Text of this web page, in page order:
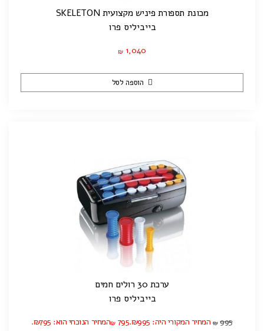
מכונת תספורת פיניש מקצועית SKELETON
בייביליס פרו
₪ 1,040
הוספה לסל
ערכת 30 רולים חמים
בייביליס פרו
₪ 995 המחיר המקורי היה: ₪995. ₪ 795 המחיר הנוכחי הוא: ₪795.